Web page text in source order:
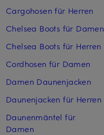
Cargohosen für Herren
Chelsea Boots für Damen
Chelsea Boots für Herren
Cordhosen für Damen
Damen Daunenjacken
Daunenjacken für Herren
Daunenmäntel für
Damen